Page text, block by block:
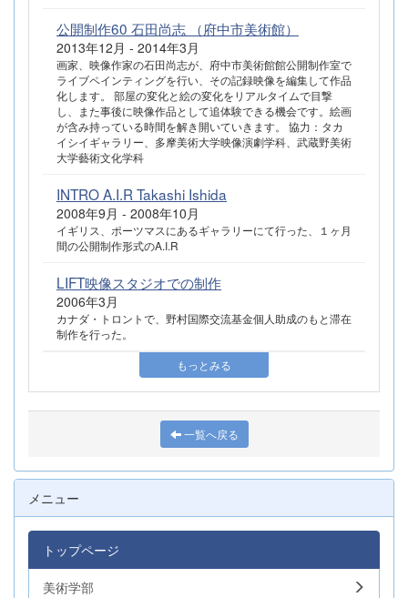
公開制作60 石田尚志 （府中市美術館）
2013年12月 - 2014年3月
画家、映像作家の石田尚志が、府中市美術館館公開制作室で
ライブペインティングを行い、その記録映像を編集して作品
化します。 部屋の変化と絵の変化をリアルタイムで目撃
し、また事後に映像作品として追体験できる機会です。絵画
が含み持っている時間を解き開いていきます。 協力：タカ
イシイギャラリー、多摩美術大学映像演劇学科、武蔵野美術
大学藝術文化学科
INTRO A.I.R Takashi Ishida
2008年9月 - 2008年10月
イギリス、ポーツマスにあるギャラリーにて行った、１ヶ月
間の公開制作形式のA.I.R
LIFT映像スタジオでの制作
2006年3月
カナダ・トロントで、野村国際交流基金個人助成のもと滞在
制作を行った。
もっとみる
一覧へ戻る
メニュー
トップページ
美術学部